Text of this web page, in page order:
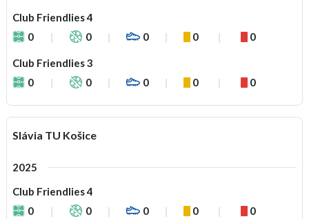
Club Friendlies 4
0
0 0 0 0
Club Friendlies 3
0
0 0 0 0
Slávia TU Košice
2025
Club Friendlies 4
0
0 0 0 0